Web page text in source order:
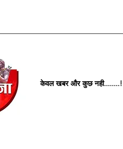
केवल खबर और कुछ नही........!